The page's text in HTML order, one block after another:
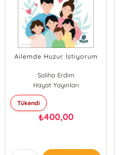
Ailemde Huzur İstiyorum
Saliha Erdim
Hayat Yayınları
Tükendi
₺400,00